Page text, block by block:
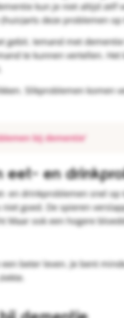
kun je niet altijd zelf
deze problemen
gebit. Iemand met
te kunnen vertellen.
Slikproblemen komen
bij dementie'
eet- en
en drinkproblemen snel
goed. De spieren
Maar ook een hogere
beter leven. Je bent